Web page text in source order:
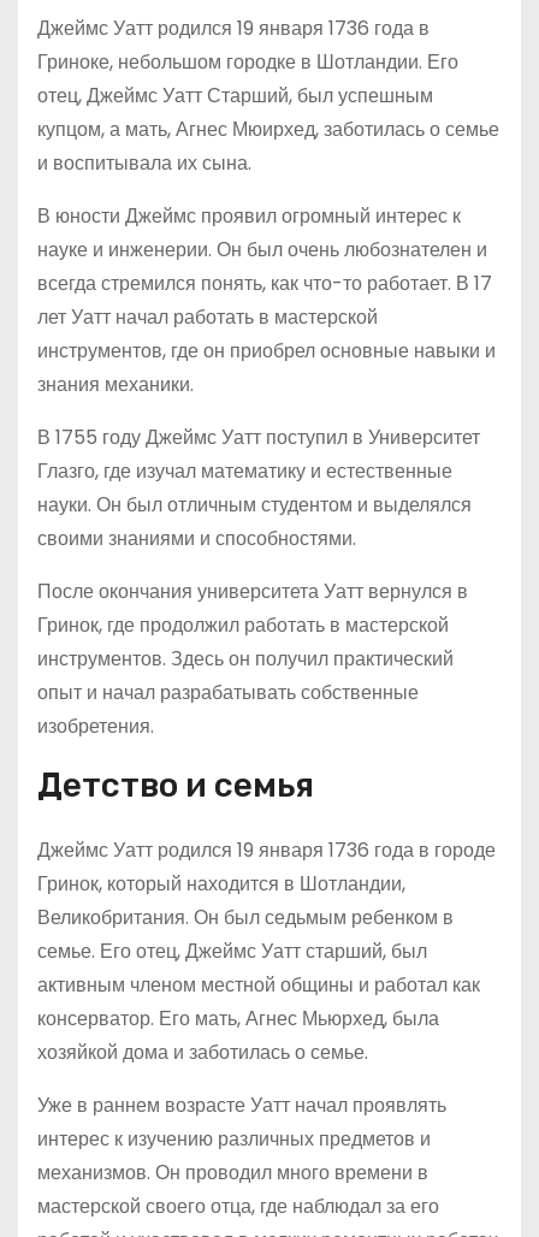
Джеймс Уатт родился 19 января 1736 года в
Гриноке, небольшом городке в Шотландии. Его
отец, Джеймс Уатт Старший, был успешным
купцом, а мать, Агнес Мюирхед, заботилась о семье
и воспитывала их сына.
В юности Джеймс проявил огромный интерес к
науке и инженерии. Он был очень любознателен и
всегда стремился понять, как что-то работает. В 17
лет Уатт начал работать в мастерской
инструментов, где он приобрел основные навыки и
знания механики.
В 1755 году Джеймс Уатт поступил в Университет
Глазго, где изучал математику и естественные
науки. Он был отличным студентом и выделялся
своими знаниями и способностями.
После окончания университета Уатт вернулся в
Гринок, где продолжил работать в мастерской
инструментов. Здесь он получил практический
опыт и начал разрабатывать собственные
изобретения.
Детство и семья
Джеймс Уатт родился 19 января 1736 года в городе
Гринок, который находится в Шотландии,
Великобритания. Он был седьмым ребенком в
семье. Его отец, Джеймс Уатт старший, был
активным членом местной общины и работал как
консерватор. Его мать, Агнес Мьюрхед, была
хозяйкой дома и заботилась о семье.
Уже в раннем возрасте Уатт начал проявлять
интерес к изучению различных предметов и
механизмов. Он проводил много времени в
мастерской своего отца, где наблюдал за его